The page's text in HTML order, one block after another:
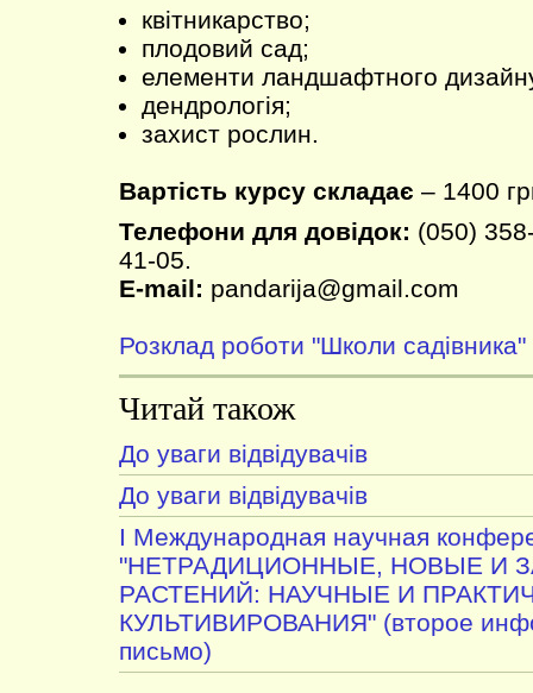
квітникарство;
плодовий сад;
елементи ландшафтного
дендрологія;
захист рослин.
Вартість курсу складає – 1400
Телефони для довідок: (050)
41-05.
E-mail: pandarija@gmail.com
Розклад роботи "Школи садівника"
Читай також
До уваги відвідувачів
До уваги відвідувачів
I Международная научная
"НЕТРАДИЦИОННЫЕ, НОВЫЕ И
РАСТЕНИЙ: НАУЧНЫЕ И
КУЛЬТИВИРОВАНИЯ" (второе
письмо)